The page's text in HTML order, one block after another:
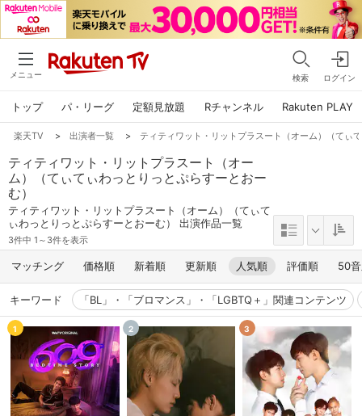
メニュー 検索 ログイン
トップ パ・リーグ 定額見放題 Rチャンネル Rakuten PLAY
楽天TV > 出演者一覧 > ティティワット・リットプラスート（オーム）（てぃ
ティティワット・リットプラスート（オー
ム）（てぃてぃわっとりっとぷらすーとおー
む）
ティティワット・リットプラスート（オーム）（てぃて
ぃわっとりっとぷらすーとおーむ） 出演作品一覧
3件中 1～3件を表示
マッチング 価格順 新着順 更新順 人気順 評価順 50
キーワード 「BL」・「ブロマンス」・「LGBTQ＋」関連コンテンツ
1 2 3